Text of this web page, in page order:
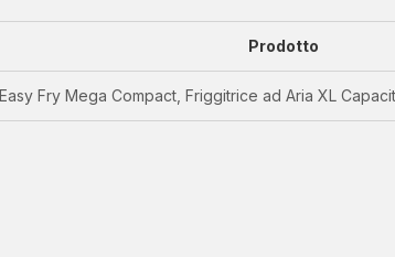
Prodotto
Easy Fry Mega Compact, Friggitrice ad Aria XL